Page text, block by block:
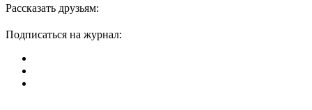
Рассказать друзьям:
Подписаться на журнал: